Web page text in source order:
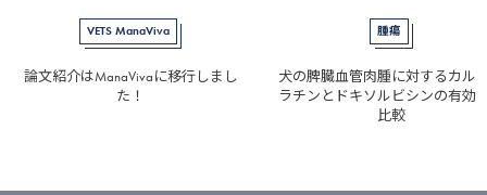
VETS ManaViva
論文紹介はManaVivaに移行しまし
た！
腫瘍
犬の脾臓血管肉腫に対するカル
ラチンとドキソルビシンの有効
比較